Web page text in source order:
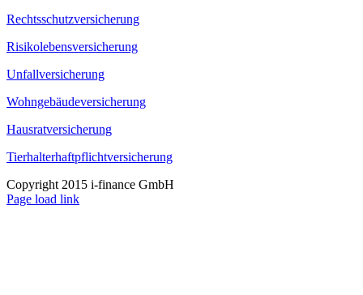
Rechtsschutzversicherung
Risikolebensversicherung
Unfallversicherung
Wohngebäudeversicherung
Hausratversicherung
Tierhalterhaftpflichtversicherung
Copyright 2015 i-finance GmbH
Page load link